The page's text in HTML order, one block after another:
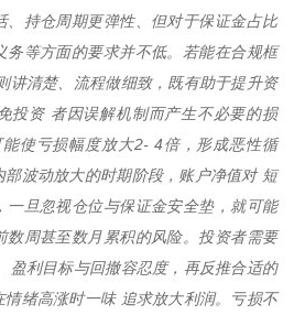
、持仓周期更弹性、但对于保证金占比
务等方面的要求并不低。若能在合规框
讲清楚、流程做细致，既有助于提升资
投资 者因误解机制而产生不必要的损
使亏损幅度放大2- 4倍，形成恶性循
波动放大的时期阶段，账户净值对 短
一旦忽视仓位与保证金安全垫，就可能
数周甚至数月累积的风险。投资者需要
盈利目标与回撤容忍度，再反推合适的
绪高涨时一味 追求放大利润。亏损不